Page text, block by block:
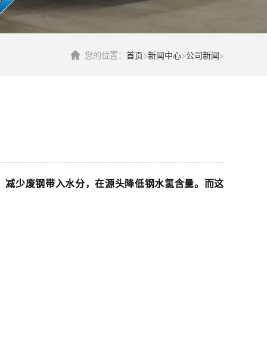
您的位置： 首页>新闻中心>公司新闻>
减少废钢带入水分，在源头降低钢水氢含量。而这